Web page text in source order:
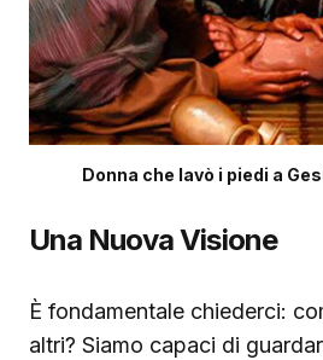
Donna che lavò i piedi a
Una Nuova Visione
È fondamentale chiederci:
altri? Siamo capaci di